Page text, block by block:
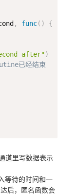
, func( ) {
after")
已经结束
道里写数据表示
等待的时间和一
后，匿名函数会